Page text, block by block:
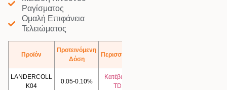
Ραγίσματος
Ομαλή Επιφάνεια
Τελειώματος
Προϊόν
Προτεινόμενη
Δόση
Περισσότερα
LANDERCOLL
K04
0.05-0.10%
Κατέβασμα
TDS